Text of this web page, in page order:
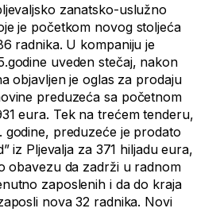
zanatsko-uslužno
je početkom novog stoljeća
radnika. U kompaniju je
uveden stečaj, nakon
objavljen je oglas za prodaju
preduzeća sa početnom
eura. Tek na trećem tenderu,
godine, preduzeće je prodato
iz Pljevalja za 371 hiljadu eura,
obavezu da zadrži u radnom
zaposlenih i da do kraja
nova 32 radnika. Novi